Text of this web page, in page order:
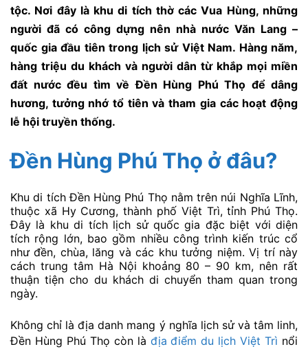
tộc. Nơi đây là khu di tích thờ các Vua Hùng, những
người đã có công dựng nên nhà nước Văn Lang –
quốc gia đầu tiên trong lịch sử Việt Nam. Hàng năm,
hàng triệu du khách và người dân từ khắp mọi miền
đất nước đều tìm về Đền Hùng Phú Thọ để dâng
hương, tưởng nhớ tổ tiên và tham gia các hoạt động
lễ hội truyền thống.
Đền Hùng Phú Thọ ở đâu?
Khu di tích Đền Hùng Phú Thọ nằm trên núi Nghĩa Lĩnh,
thuộc xã Hy Cương, thành phố Việt Trì, tỉnh Phú Thọ.
Đây là khu di tích lịch sử quốc gia đặc biệt với diện
tích rộng lớn, bao gồm nhiều công trình kiến trúc cổ
như đền, chùa, lăng và các khu tưởng niệm. Vị trí này
cách trung tâm Hà Nội khoảng 80 – 90 km, nên rất
thuận tiện cho du khách di chuyển tham quan trong
ngày.
Không chỉ là địa danh mang ý nghĩa lịch sử và tâm linh,
Đền Hùng Phú Thọ còn là địa điểm du lịch Việt Trì nổi